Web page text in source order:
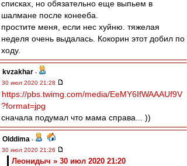
списках, но обязательно еще выпьем в
шалмане после конееба.
простите меня, если нес хуйню. тяжелая
неделя очень выдалась. Кокорин этот добил по
ходу.
kvzakhar -
30 июл 2020 21:28
https://pbs.twimg.com/media/EeMY6IfWAAAUf9V
?format=jpg
сначала подумал что мама справа... ))
Olddima -
30 июл 2020 21:26
Леонидыч » 30 июл 2020 21:20